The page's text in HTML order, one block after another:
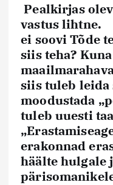
Pealkirjas
vastus lihtne.
ei soovi Tõde
siis teha?
siis tuleb
moodustada
tuleb uuesti
„
erakonnad
häälte hulgale